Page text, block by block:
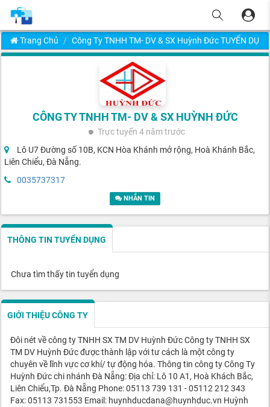
Trang Chủ Công Ty TNHH TM- DV & SX Huỳnh Đức TUYỂN
CÔNG TY TNHH TM- DV & SX HUỲNH ĐỨC
Trực tuyến 4 năm trước
Lô U7 Đường số 10B, KCN Hòa Khánh mở rộng, Hoà Khánh Bắc,
Liên Chiểu, Đà Nẵng.
0035737317
NHẮN TIN
THÔNG TIN TUYỂN DỤNG
Chưa tìm thấy tin tuyển dụng
GIỚI THIỆU CÔNG TY
Đôi nét về công ty TNHH SX TM DV Huỳnh Đức Công ty TNHH SX
TM DV Huỳnh Đức được thành lập với tư cách là một công ty
chuyên về lĩnh vực cơ khí/ tự động hóa. Thông tin công ty Công Ty
Huỳnh Đức chi nhánh Đà Nẵng: Địa chỉ: Lô 10 A1, Hoà Khách Bắc,
Liên Chiểu,Tp. Đà Nẵng Phone: 05113 739 131 - 05112 212 343
Fax: 05113 731553 Email: huynhducdana@huynhduc.vn Huỳnh